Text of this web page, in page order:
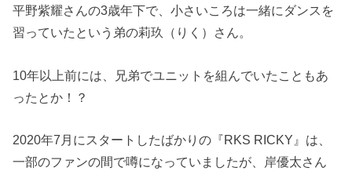
平野紫耀さんの3歳年下で、小さいころは一緒にダンスを
習っていたという弟の莉玖（りく）さん。
10年以上前には、兄弟でユニットを組んでいたこともあ
ったとか！？
2020年7月にスタートしたばかりの『RKS RICKY』は、
一部のファンの間で噂になっていましたが、岸優太さん